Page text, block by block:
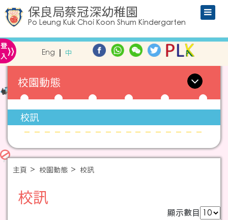
保良局蔡冠深幼稚園
Po Leung Kuk Choi Koon Shum Kindergarten
登
入» Eng 中
校園動態
校訊
主頁 校園動態 校訊
校訊
顯示數目